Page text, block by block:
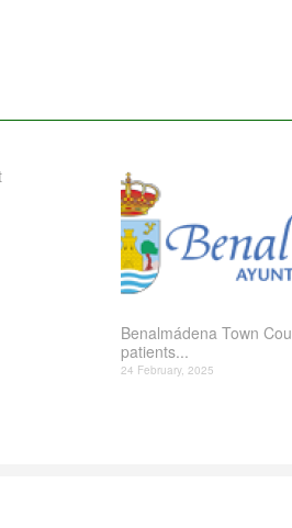
Benalmádena Town
patients...
24 February, 2025